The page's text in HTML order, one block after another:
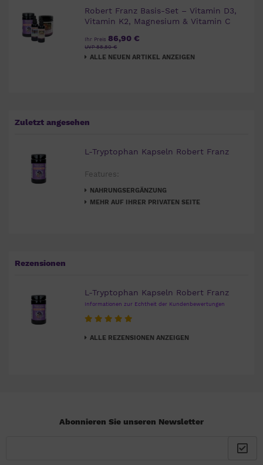
Robert Franz Basis-Set – Vitamin D3,
Vitamin K2, Magnesium & Vitamin C
Ihr Preis 86,90 €
UVP 88,80 €
ALLE NEUEN ARTIKEL ANZEIGEN
Zuletzt angesehen
L-Tryptophan Kapseln Robert Franz
Features:
NAHRUNGSERGÄNZUNG
MEHR AUF IHRER PRIVATEN SEITE
Rezensionen
L-Tryptophan Kapseln Robert Franz
Informationen zur Echtheit der Kundenbewertungen
ALLE REZENSIONEN ANZEIGEN
Abonnieren Sie unseren Newsletter